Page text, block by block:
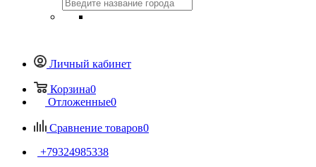
Личный кабинет
Корзина0
Отложенные0
Сравнение товаров0
+79324985338